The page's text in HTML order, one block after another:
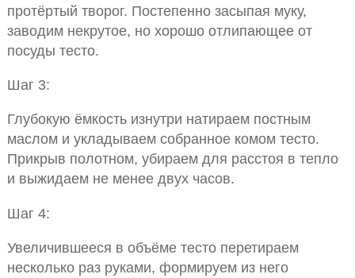
протёртый творог. Постепенно засыпая муку,
заводим некрутое, но хорошо отлипающее от
посуды тесто.
Шаг 3:
Глубокую ёмкость изнутри натираем постным
маслом и укладываем собранное комом тесто.
Прикрыв полотном, убираем для расстоя в тепло
и выжидаем не менее двух часов.
Шаг 4:
Увеличившееся в объёме тесто перетираем
несколько раз руками, формируем из него